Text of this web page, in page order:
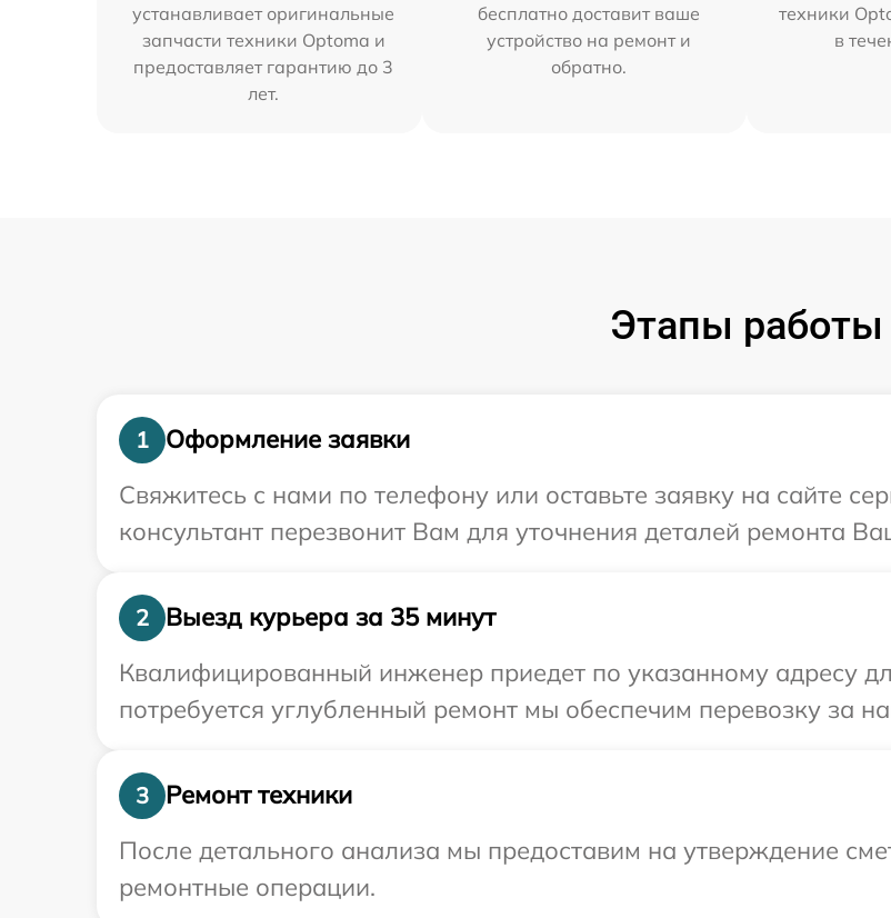
устанавливает оригинальные
запчасти техники Optoma и
предоставляет гарантию до 3
лет.
бесплатно доставит ваше
устройство на ремонт и
обратно.
техники
в
Этапы работы
1
Оформление заявки
Свяжитесь с нами по телефону или оставьте заявку на сайте
консультант перезвонит Вам для уточнения деталей ремонта
2
Выезд курьера за 35 минут
Квалифицированный инженер приедет по указанному адресу
потребуется углубленный ремонт мы обеспечим перевозку за
3
Ремонт техники
После детального анализа мы предоставим на утверждение
ремонтные операции.